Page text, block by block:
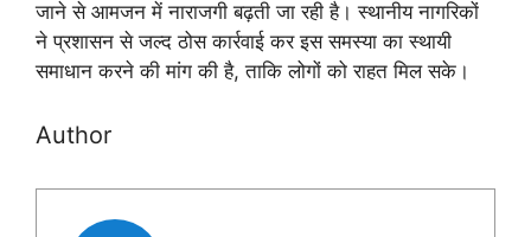
जाने से आमजन में नाराजगी बढ़ती जा रही है। स्थानीय नागरिकों
ने प्रशासन से जल्द ठोस कार्रवाई कर इस समस्या का स्थायी
समाधान करने की मांग की है, ताकि लोगों को राहत मिल सके।
Author